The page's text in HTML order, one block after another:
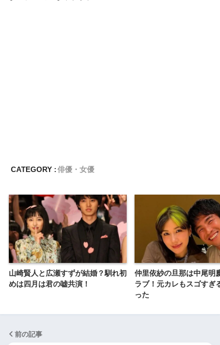
CATEGORY :俳優・女優
山崎賢人と広瀬すずが結婚？馴れ初
めは四月は君の嘘共演！
仲里依紗の旦那は中尾明
ラブ！元カレもスゴすぎ
った
前の記事